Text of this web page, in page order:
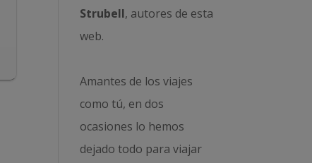
Strubell, autores de esta
web.
Amantes de los viajes
como tú, en dos
ocasiones lo hemos
dejado todo para viajar